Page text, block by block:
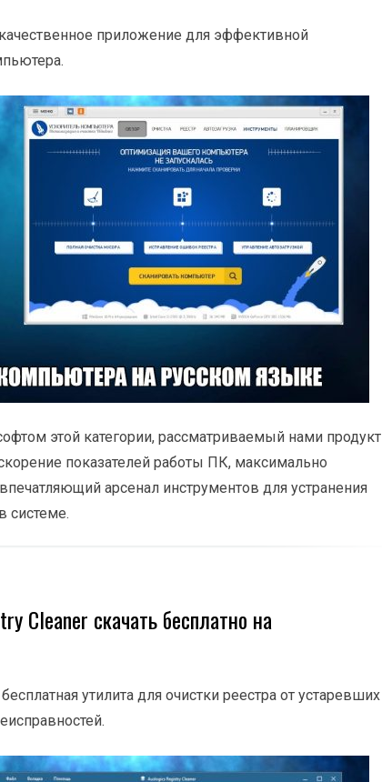
приложение для эффективной
этой категории, рассматриваемый нами продукт
показателей работы ПК, максимально
арсенал инструментов для устранения
системе.
Cleaner скачать бесплатно на
утилита для очистки реестра от устаревших